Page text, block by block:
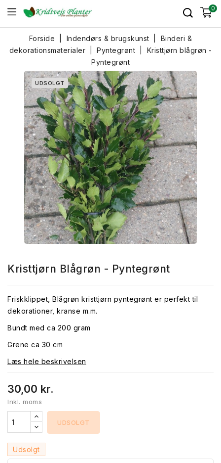
0
Forside Indendørs & brugskunst
Binderi &
dekorationsmaterialer
Pyntegrønt
Kristtjørn blågrøn -
Pyntegrønt
UDSOLGT
Kristtjørn Blågrøn - Pyntegrønt
Friskklippet, Blågrøn kristtjørn pyntegrønt er perfekt til
dekorationer, kranse m.m.
Bundt med ca 200 gram
Grene ca 30 cm
Læs hele beskrivelsen
30,00 kr.
Inkl. moms
UDSOLGT
Udsolgt